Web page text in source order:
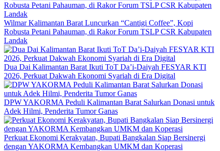
Wilmar Kalimantan Barat Luncurkan “Cantigi Coffee”, Kopi
Robusta Petani Pahauman, di Rakor Forum TSLP CSR Kabupaten
Landak
Dua Dai Kalimantan Barat Ikuti ToT Da’i-Daiyah FESYAR KTI
2026, Perkuat Dakwah Ekonomi Syariah di Era Digital
DPW YAKORMA Peduli Kalimantan Barat Salurkan Donasi untuk
Adek Hilmi, Penderita Tumor Ganas
Perkuat Ekonomi Kerakyatan, Bupati Bangkalan Siap Bersinergi
dengan YAKORMA Kembangkan UMKM dan Koperasi